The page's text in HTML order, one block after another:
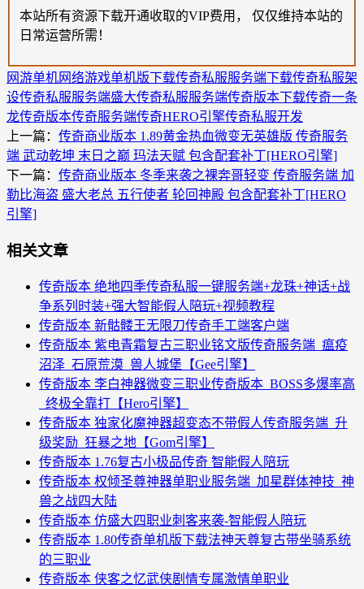
本站所有资源下载开通收取的VIP费用， 仅仅维持本站的
日常运营所需！
网游单机网络游戏单机版下载传奇私服服务端下载传奇私服架
设传奇私服服务端盛大传奇私服服务端传奇版本下载传奇一条
龙传奇版本传奇服务端传奇HERO引擎传奇私服开发
上一篇： 传奇商业版本 1.89黄金热血微变无英雄版 传奇服务
端 武动乾坤 末日之巅 玛法天赋 包含配套补丁[HERO引擎]
下一篇： 传奇商业版本 冬季来袭之裸奔哥轻变 传奇服务端 加
勒比海盗 盛大老总 五行使者 轮回神殿 包含配套补丁[HERO
引擎]
相关文章
传奇版本 绝地四季传奇私服一键服务端+龙珠+神话+战
争系列时装+强大智能假人陪玩+视频教程
传奇版本 新骷髅王无限刀传奇手工端客户端
传奇版本 紫电青霜复古三职业铭文版传奇服务端_瘟疫
沼泽_石原荒漠_兽人城堡【Gee引擎】
传奇版本 李白神器微变三职业传奇版本_BOSS多爆率高
_终极全靠打【Hero引擎】
传奇版本 独家化魔神器超变态不带假人传奇服务端_升
级奖励_狂暴之地【Gom引擎】
传奇版本 1.76复古小极品传奇 智能假人陪玩
传奇版本 权倾圣尊神器单职业服务端_加星群体神技_神
兽之战四大陆
传奇版本 仿盛大四职业刺客来袭-智能假人陪玩
传奇版本 1.80传奇单机版下载法神天尊复古带坐骑系统
的三职业
传奇版本 侠客之忆武侠剧情专属激情单职业